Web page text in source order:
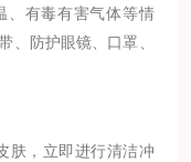
、有毒有害气体等情
、防护眼镜、口罩、
，立即进行清洁冲